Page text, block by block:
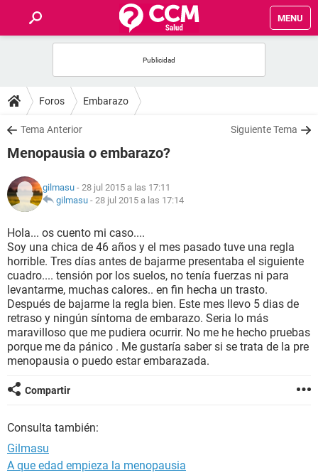
MENU
FOROS
SALUD
FAMILIA
NUTRICIÓN
BIENESTAR
SEXUALIDAD
GLOSARIO
Foros Embarazo
Tema Anterior Siguiente Tema
Menopausia o embarazo?
gilmasu - 28 jul 2015 a las 17:11
gilmasu - 28 jul 2015 a las 17:14
Hola... os cuento mi caso....
Soy una chica de 46 años y el mes pasado tuve una regla
horrible. Tres días antes de bajarme presentaba el siguiente
cuadro.... tensión por los suelos, no tenía fuerzas ni para
levantarme, muchas calores.. en fin hecha un trasto.
Después de bajarme la regla bien. Este mes llevo 5 dias de
retraso y ningún síntoma de embarazo. Seria lo más
maravilloso que me pudiera ocurrir. No me he hecho pruebas
porque me da pánico . Me gustaría saber si se trata de la pre
menopausia o puedo estar embarazada.
Compartir
Consulta también:
Gilmasu
A que edad empieza la menopausia